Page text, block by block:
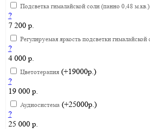
Подсветка гималайской соли (панно 0,48 м.кв.)
?
7 200 р.
Регулируемая яркость подсветки гималайской
?
4 000 р.
Цветотерапия(+19000р.)
?
19 000 р.
Аудиосистема(+25000р.)
?
25 000 р.